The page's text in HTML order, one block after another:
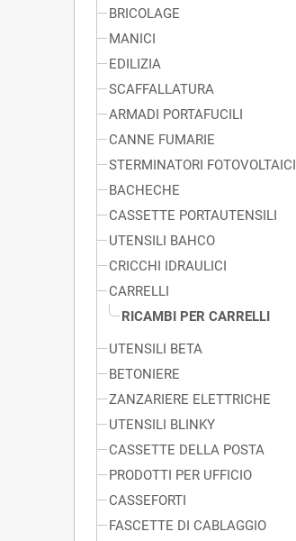
BRICOLAGE
MANICI
EDILIZIA
SCAFFALLATURA
ARMADI PORTAFUCILI
CANNE FUMARIE
STERMINATORI FOTOVOLTAICI
BACHECHE
CASSETTE PORTAUTENSILI
UTENSILI BAHCO
CRICCHI IDRAULICI
CARRELLI
RICAMBI PER CARRELLI
UTENSILI BETA
BETONIERE
ZANZARIERE ELETTRICHE
UTENSILI BLINKY
CASSETTE DELLA POSTA
PRODOTTI PER UFFICIO
CASSEFORTI
FASCETTE DI CABLAGGIO